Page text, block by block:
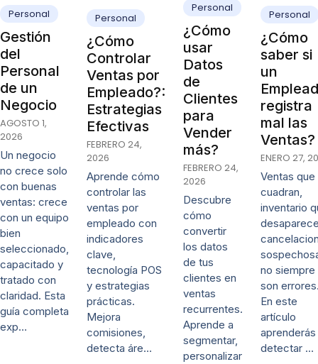
Personal
Gestión
del
Personal
de un
Negocio
AGOSTO 1,
2026
Un negocio
no crece solo
con buenas
ventas: crece
con un equipo
bien
seleccionado,
capacitado y
tratado con
claridad. Esta
guía completa
exp…
Personal
¿Cómo
Controlar
Ventas por
Empleado?:
Estrategias
Efectivas
FEBRERO 24,
2026
Aprende cómo
controlar las
ventas por
empleado con
indicadores
clave,
tecnología POS
y estrategias
prácticas.
Mejora
comisiones,
detecta áre…
Personal
¿Cómo
usar
Datos
de
Clientes
para
Vender
más?
FEBRERO 24,
2026
Descubre
cómo
convertir
los datos
de tus
clientes en
ventas
recurrentes.
Aprende a
segmentar,
personalizar
Personal
¿Cómo
saber si
un
registra
mal las
Ventas?
ENERO 27,
Ventas que
cuadran,
inventario
no siempre
son
En este
artículo
aprenderás
detectar …